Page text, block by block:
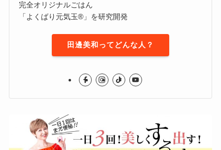
完全オリジナルごはん
「よくばり元気玉®」を研究開発
田邊美和ってどんな人？